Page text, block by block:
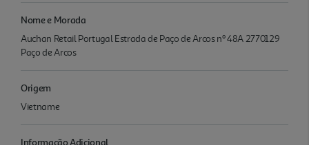
Nome e Morada
Auchan Retail Portugal Estrada de Paço de Arcos nº 48A 2770129
Paço de Arcos
Origem
Vietname
Informação Adicional